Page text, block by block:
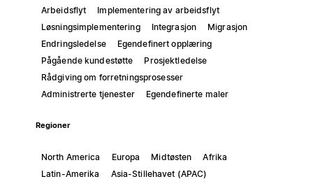
Arbeidsflyt
Implementering av arbeidsflyt
Løsningsimplementering
Integrasjon
Migrasjon
Endringsledelse
Egendefinert opplæring
Pågående kundestøtte
Prosjektledelse
Rådgiving om forretningsprosesser
Administrerte tjenester
Egendefinerte maler
Regioner
North America Europa Midtøsten
Afrika
Latin-Amerika
Asia-Stillehavet (APAC)